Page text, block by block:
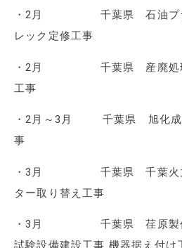
・2月 千葉県 石油プラ
レック定修工事
・2月 千葉県 産廃処理
工事
・2月～3月 千葉県 旭化成
事
・3月 千葉県 千葉火力
ター取り替え工事
・3月 千葉県 荏原製作
試験設備建設工事 機器据え付け